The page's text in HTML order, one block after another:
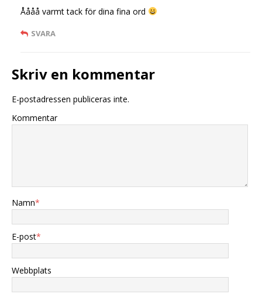
Åååå varmt tack för dina fina ord
SVARA
Skriv en kommentar
E-postadressen publiceras inte.
Kommentar
Namn*
E-post*
Webbplats